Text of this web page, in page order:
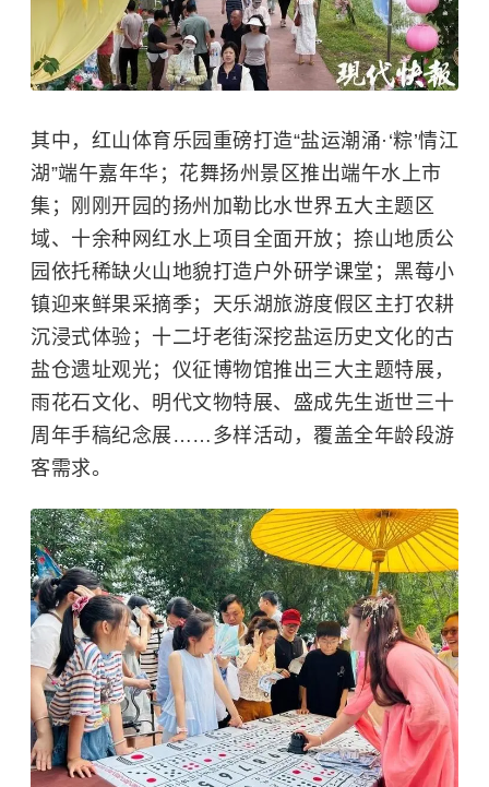
其中，红山体育乐园重磅打造“盐运潮涌·‘粽’情江
湖”端午嘉年华；花舞扬州景区推出端午水上市
集；刚刚开园的扬州加勒比水世界五大主题区
域、十余种网红水上项目全面开放；捺山地质公
园依托稀缺火山地貌打造户外研学课堂；黑莓小
镇迎来鲜果采摘季；天乐湖旅游度假区主打农耕
沉浸式体验；十二圩老街深挖盐运历史文化的古
盐仓遗址观光；仪征博物馆推出三大主题特展，
雨花石文化、明代文物特展、盛成先生逝世三十
周年手稿纪念展……多样活动，覆盖全年龄段游
客需求。